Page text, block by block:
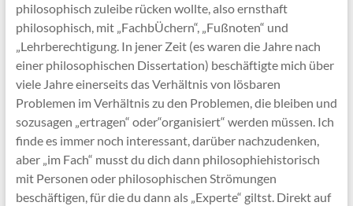
philosophisch zuleibe rücken wollte, also ernsthaft
philosophisch, mit „FachbÜchern“, „Fußnoten“ und
„Lehrberechtigung. In jener Zeit (es waren die Jahre nach
einer philosophischen Dissertation) beschäftigte mich über
viele Jahre einerseits das Verhältnis von lösbaren
Problemen im Verhältnis zu den Problemen, die bleiben und
sozusagen „ertragen“ oder“organisiert“ werden müssen. Ich
finde es immer noch interessant, darüber nachzudenken,
aber „im Fach“ musst du dich dann philosophiehistorisch
mit Personen oder philosophischen Strömungen
beschäftigen, für die du dann als „Experte“ giltst. Direkt auf